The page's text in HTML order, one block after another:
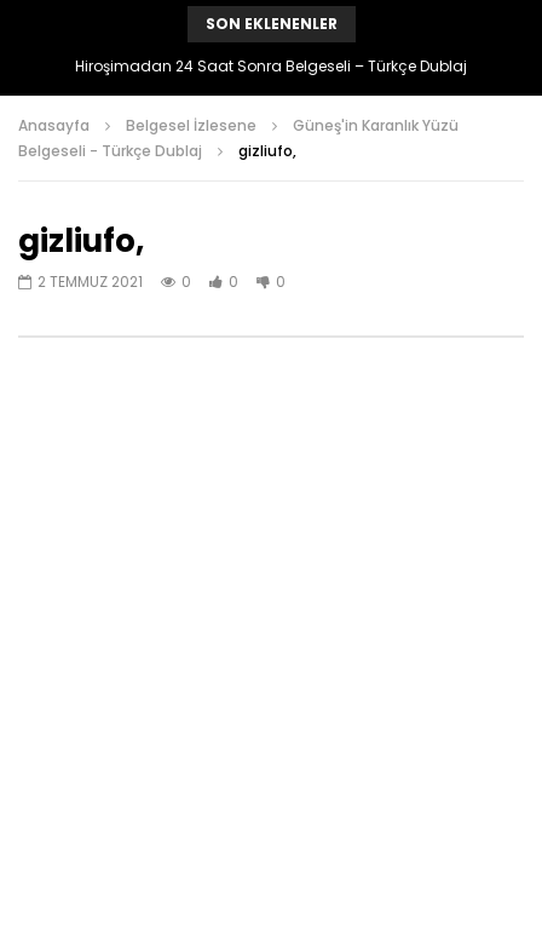
SON EKLENENLER
Hiroşimadan 24 Saat Sonra Belgeseli – Türkçe Dublaj
Anasayfa Belgesel İzlesene
Güneş'in Karanlık Yüzü
Belgeseli - Türkçe Dublaj
gizliufo,
gizliufo,
2 TEMMUZ 2021 0 0 0